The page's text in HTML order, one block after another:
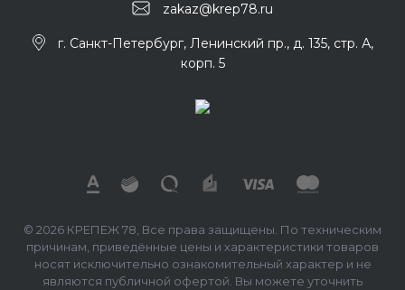
zakaz@krep78.ru
г. Санкт-Петербург, Ленинский пр., д. 135, стр. А,
корп. 5
© 2026 КРЕПЕЖ 78, Все права защищены. По техническим
причинам, приведённые цены и характеристики товаров
носят исключительно ознакомительный характер и не
являются публичной офертой. Вы можете уточнить